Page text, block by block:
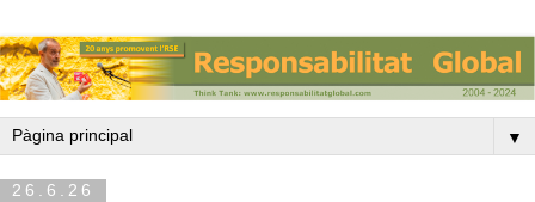
▼
26.6.26